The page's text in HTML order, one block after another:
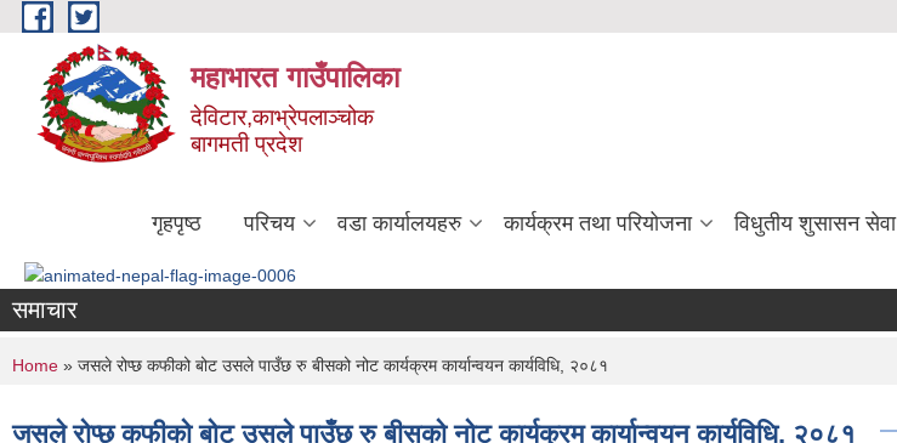
Skip to main content
महाभारत गाउँपालिका
देविटार,काभ्रेपलाञ्चोक
बागमती प्रदेश
गृहपृष्ठ परिचय वडा कार्यालयहरु कार्यक्रम तथा परियोजना विधुतीय शुसासन सेवा
समाचार
You are here
Home » जसले रोप्छ कफीको बोट उसले पाउँछ रु बीसको नोट कार्यक्रम कार्यान्वयन कार्यविधि, २०८१
जसले रोप्छ कफीको बोट उसले पाउँछ रु बीसको नोट कार्यक्रम कार्यान्वयन कार्यविधि, २०८१